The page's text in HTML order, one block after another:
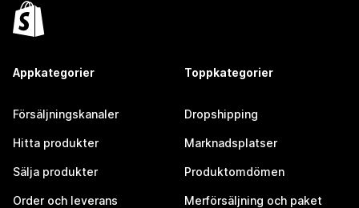
Appkategorier
Försäljningskanaler
Hitta produkter
Sälja produkter
Order och leverans
Toppkategorier
Dropshipping
Marknadsplatser
Produktomdömen
Merförsäljning och paket